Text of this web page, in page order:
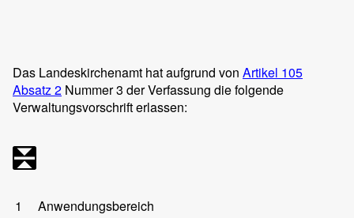
Das Landeskirchenamt hat aufgrund von Artikel 105
Absatz 2 Nummer 3 der Verfassung die folgende
Verwaltungsvorschrift erlassen:
1
Anwendungsbereich